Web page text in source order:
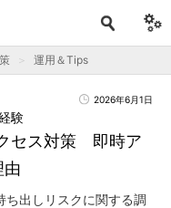
運用＆Tips
2026年6月1日
セス対策 即時ア
由
験
ち出しリスクに関する調